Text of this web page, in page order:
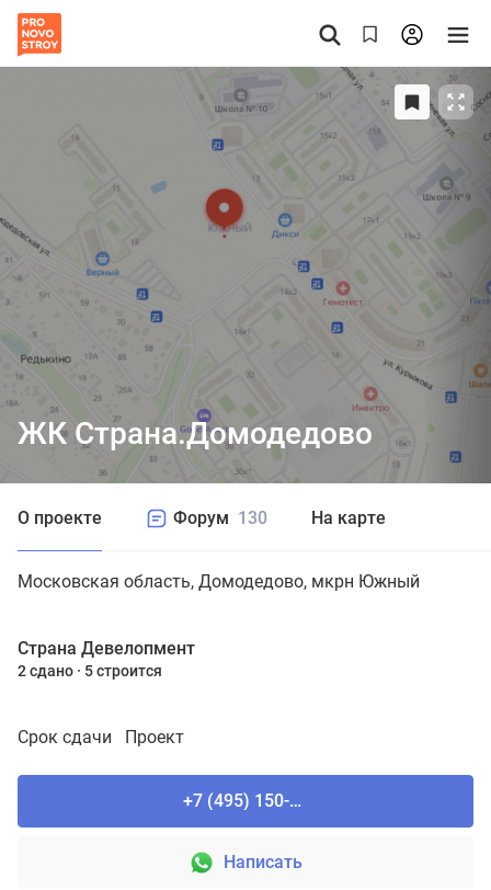
О проекте Форум 130 На карте
Московская область Домодедово мкрн Южный
Страна Девелопмент
2 сдано 5 строится
Срок сдачи Проект
+7 (495) 150-90-61
Написать
ЖК Страна.Домодедово